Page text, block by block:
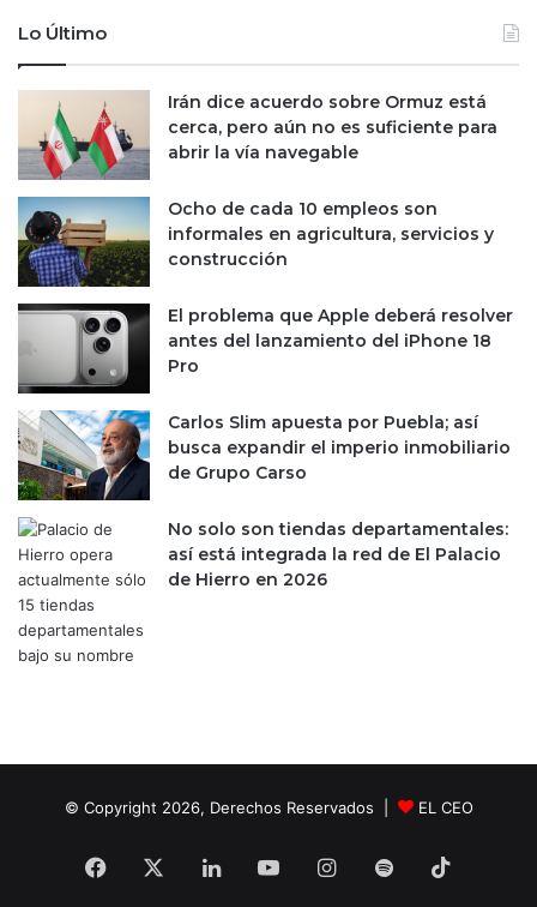
Lo Último
Irán dice acuerdo sobre Ormuz está
cerca, pero aún no es suficiente para
abrir la vía navegable
Ocho de cada 10 empleos son
informales en agricultura, servicios y
construcción
El problema que Apple deberá resolver
antes del lanzamiento del iPhone 18
Pro
Carlos Slim apuesta por Puebla; así
busca expandir el imperio inmobiliario
de Grupo Carso
No solo son tiendas departamentales:
así está integrada la red de El Palacio
de Hierro en 2026
© Copyright 2026, Derechos Reservados | EL CEO
Facebook LinkedInYouTubeInstagram
Spotify